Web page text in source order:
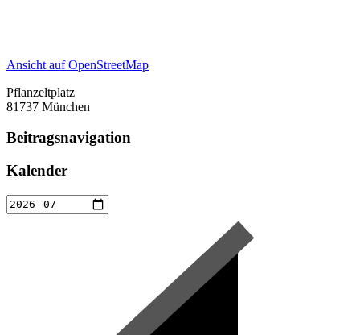
Ansicht auf OpenStreetMap
Pflanzeltplatz
81737 München
Beitragsnavigation
Kalender